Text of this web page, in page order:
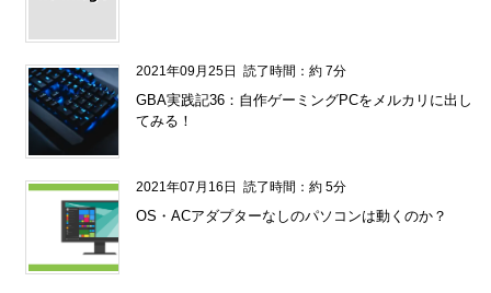
2021年09月25日 読了時間：約 7分
GBA実践記36：自作ゲーミングPCをメルカリに出し
てみる！
2021年07月16日 読了時間：約 5分
OS・ACアダプターなしのパソコンは動くのか？